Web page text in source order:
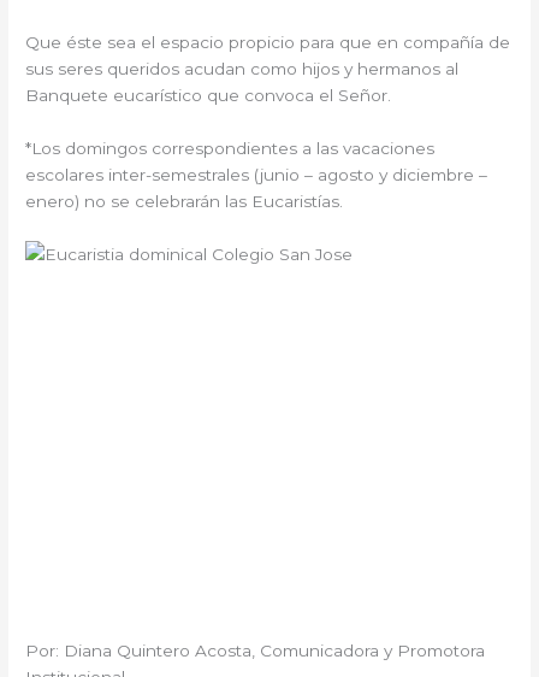
Que éste sea el espacio propicio para que en compañía de
sus seres queridos acudan como hijos y hermanos al
Banquete eucarístico que convoca el Señor.
*Los domingos correspondientes a las vacaciones
escolares inter-semestrales (junio – agosto y diciembre –
enero) no se celebrarán las Eucaristías.
Por: Diana Quintero Acosta, Comunicadora y Promotora